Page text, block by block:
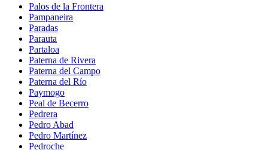
Palos de la Frontera
Pampaneira
Paradas
Parauta
Partaloa
Paterna de Rivera
Paterna del Campo
Paterna del Río
Paymogo
Peal de Becerro
Pedrera
Pedro Abad
Pedro Martínez
Pedroche